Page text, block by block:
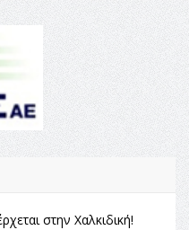
στην Χαλκιδική!